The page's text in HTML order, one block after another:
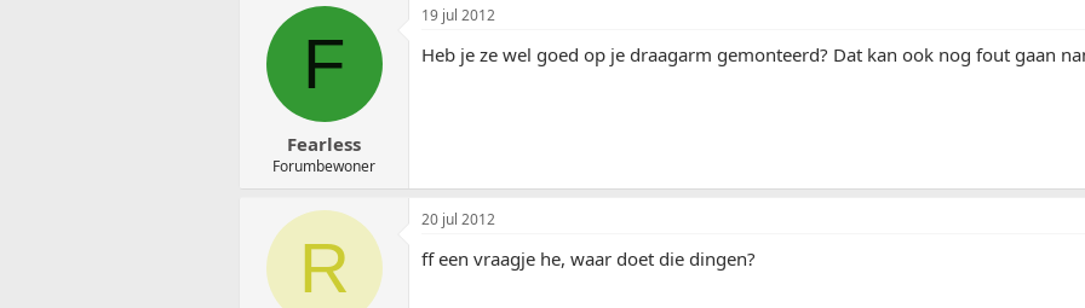
F
Fearless
Forumbewoner
19 jul 2012
Heb je ze wel goed op je draagarm gemonteerd? Dat kan ook nog fout gaan
R
20 jul 2012
ff een vraagje he, waar doet die dingen?